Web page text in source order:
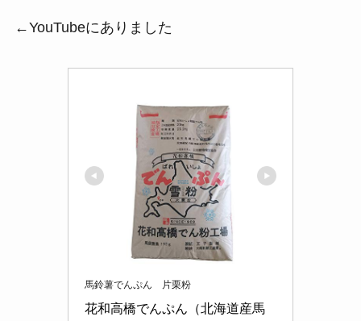
←YouTubeにありました
馬鈴薯でんぷん 片栗粉
花和高橋でんぷん（北海道産馬